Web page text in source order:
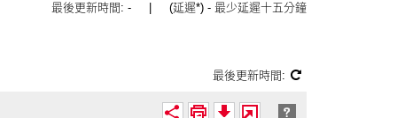
最後更新時間: - | (延遲*) - 最少延遲十五分鐘
最後更新時間: